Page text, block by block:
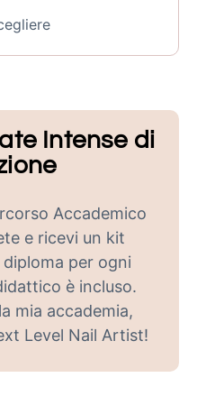
Intense di
Accademico
e ricevi un kit
per ogni
è incluso.
mia accademia,
Level Nail Artist!